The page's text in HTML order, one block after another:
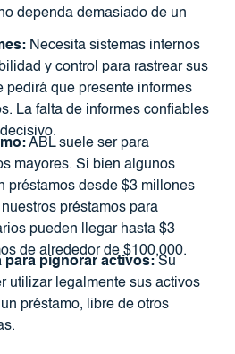
dependa demasiado de un
Necesita sistemas internos
y control para rastrear sus
pedirá que presente informes
La falta de informes confiables
ABL suele ser para
mayores. Si bien algunos
préstamos desde $3 millones
préstamos para
pueden llegar hasta $3
de alrededor de $100,000.
para pignorar activos:Su
utilizar legalmente sus activos
préstamo, libre de otros